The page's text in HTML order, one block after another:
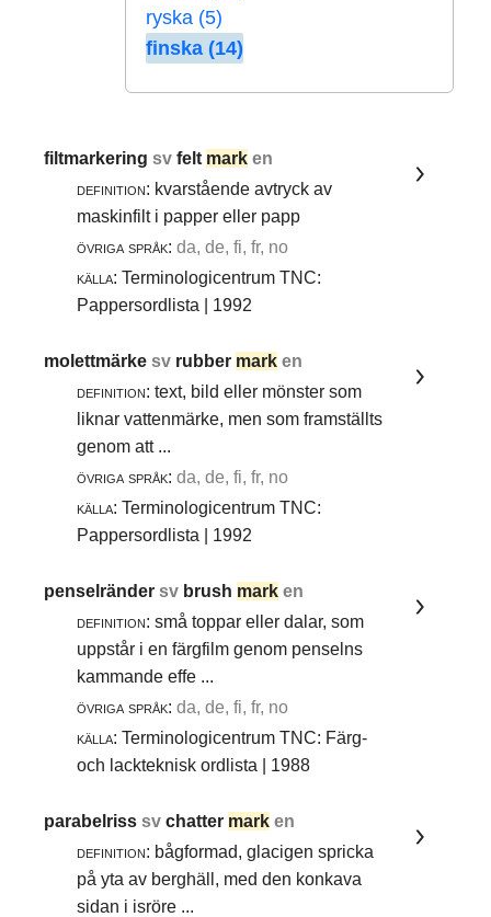
ryska (5)
finska (14)
filtmarkeringsvfelt mark en
definition: kvarstående avtryck av
maskinfilt i papper eller papp
övriga språk: da, de, fi, fr, no
källa: Terminologicentrum TNC:
Pappersordlista | 1992
molettmärkesv rubber mark en
definition: text, bild eller mönster som
liknar vattenmärke, men som framställts
genom att ...
övriga språk: da, de, fi, fr, no
källa: Terminologicentrum TNC:
Pappersordlista | 1992
penselrändersv brush mark en
definition: små toppar eller dalar, som
uppstår i en färgfilm genom penselns
kammande effe ...
övriga språk: da, de, fi, fr, no
källa: Terminologicentrum TNC: Färg-
och lackteknisk ordlista | 1988
parabelrisssvchatter mark en
definition: bågformad, glacigen spricka
på yta av berghäll, med den konkava
sidan i isröre ...